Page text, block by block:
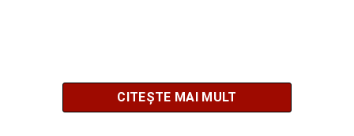
CITEȘTE MAI MULT